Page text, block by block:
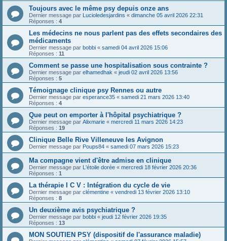
Toujours avec le même psy depuis onze ans
Dernier message par Lucioledesjardins « dimanche 05 avril 2026 22:31
Réponses : 4
Les médecins ne nous parlent pas des effets secondaires des
médicaments
Dernier message par bobbi « samedi 04 avril 2026 15:06
Réponses : 11
Comment se passe une hospitalisation sous contrainte ?
Dernier message par elhamedhak « jeudi 02 avril 2026 13:56
Réponses : 5
Témoignage clinique psy Rennes ou autre
Dernier message par esperance35 « samedi 21 mars 2026 13:40
Réponses : 4
Que peut on emporter à l'hôpital psychiatrique ?
Dernier message par Alixmarie « mercredi 11 mars 2026 14:23
Réponses : 19
Clinique Belle Rive Villeneuve les Avignon
Dernier message par Poups84 « samedi 07 mars 2026 15:23
Ma compagne vient d'être admise en clinique
Dernier message par L'étoile dorée « mercredi 18 février 2026 20:36
Réponses : 1
La thérapie I C V : Intégration du cycle de vie
Dernier message par clémentine « vendredi 13 février 2026 13:10
Réponses : 8
Un deuxième avis psychiatrique ?
Dernier message par bobbi « jeudi 12 février 2026 19:35
Réponses : 13
MON SOUTIEN PSY (dispositif de l'assurance maladie)